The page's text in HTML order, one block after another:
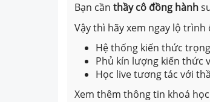
Bạn cần thầy cô đồng hành
Vậy thì hãy xem ngay lộ trình
Hệ thống kiến thức
Phủ kín lượng kiến thức
Học live tương tác với
Xem thêm thông tin khoá